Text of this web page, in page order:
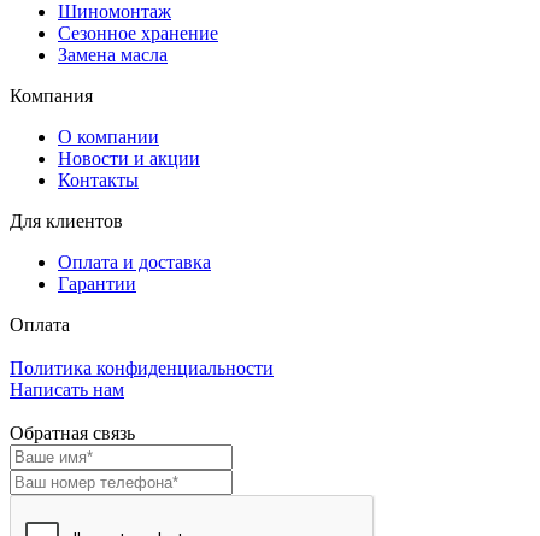
Шиномонтаж
Сезонное хранение
Замена масла
Компания
О компании
Новости и акции
Контакты
Для клиентов
Оплата и доставка
Гарантии
Оплата
Политика конфиденциальности
Написать нам
Обратная связь